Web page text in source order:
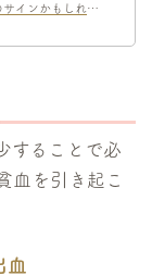
インかもしれま
することで必
血を引き起こ
血